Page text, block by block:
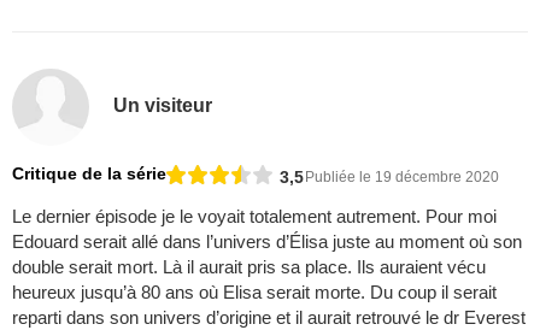
Un visiteur
Critique de la série 3,5 Publiée le 19 décembre 2020
Le dernier épisode je le voyait totalement autrement. Pour moi
Edouard serait allé dans l’univers d’Élisa juste au moment où son
double serait mort. Là il aurait pris sa place. Ils auraient vécu
heureux jusqu’à 80 ans où Elisa serait morte. Du coup il serait
reparti dans son univers d’origine et il aurait retrouvé le dr Everest